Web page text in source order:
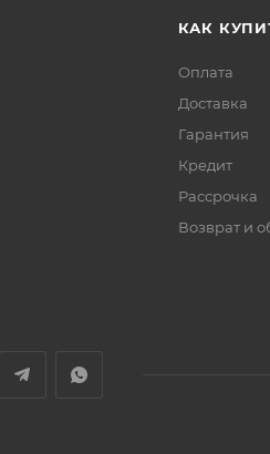
КАК
Оплата
Доставка
Гарантия
Кредит
Рассрочка
Возврат и